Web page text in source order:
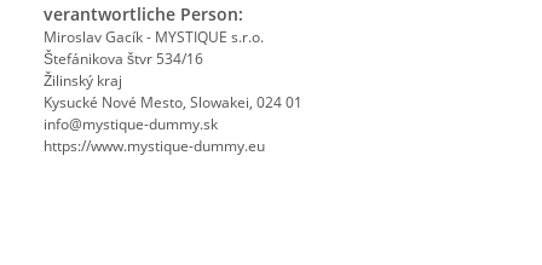
verantwortliche Person:
Miroslav Gacík - MYSTIQUE s.r.o.
Štefánikova štvr 534/16
Žilinský kraj
Kysucké Nové Mesto, Slowakei, 024 01
info@mystique-dummy.sk
https://www.mystique-dummy.eu